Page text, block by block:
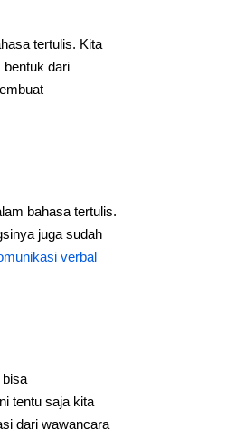
tertulis. Kita
bentuk dari
bahasa tertulis.
juga sudah
verbal
tentu saja kita
dari wawancara